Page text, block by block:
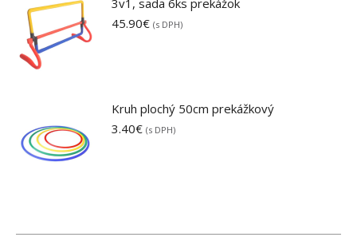
3v1, sada 6ks prekážok
45.90€ (s DPH)
Kruh plochý 50cm prekážkový
3.40€ (s DPH)